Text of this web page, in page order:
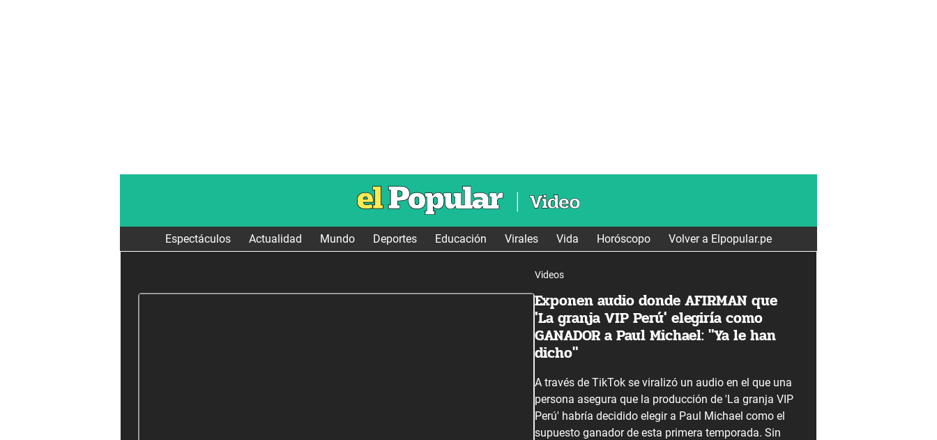
Espectáculos Actualidad Mundo Deportes Educación Virales Vida Horóscopo Volver a Elpopular.pe
Videos
Exponen audio donde AFIRMAN que
'La granja VIP Perú' elegiría como
GANADOR a Paul Michael: "Ya le han
dicho"
A través de TikTok se viralizó un audio en el que una
persona asegura que la producción de 'La granja VIP
Perú' habría decidido elegir a Paul Michael como el
supuesto ganador de esta primera temporada. Sin